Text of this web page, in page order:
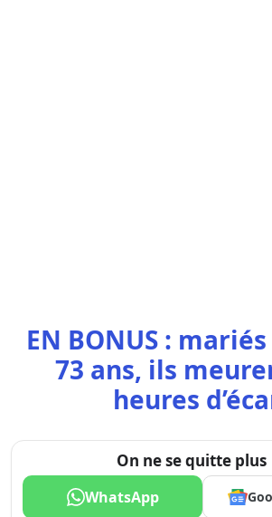
EN BONUS :
73 ans, ils
heures
On ne se quitte plus
WhatsApp